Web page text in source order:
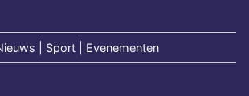
| Sport | Evenementen